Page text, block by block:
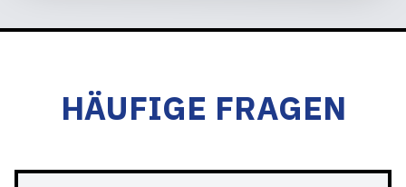
HÄUFIGE FRAGEN